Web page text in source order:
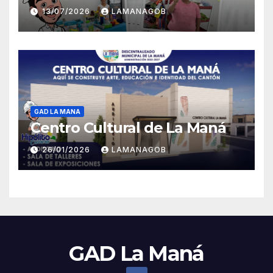
13/07/2026 LAMANAGOB
GAD LA MANA
Centro Cultural de La Maná
26/01/2026 LAMANAGOB
GAD La Maná